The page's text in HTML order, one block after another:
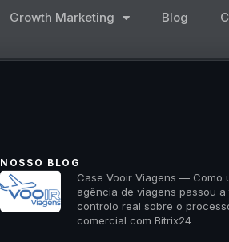
Growth Marketing Blog
NOSSO BLOG
Case Vooir Viagens — Como
agência de viagens passou a
controlo real sobre o
comercial com Bitrix24